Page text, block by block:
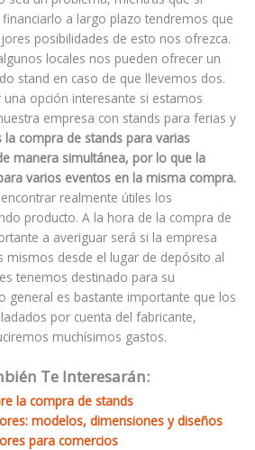
a largo plazo tendremos que
posibilidades de esto nos ofrezca.
locales nos pueden ofrecer un
stand en caso de que llevemos dos.
una opción interesante si estamos
empresa con stands para ferias y
la compra de stands para varias
manera simultánea, por lo que la
varios eventos en la misma compra.
realmente útiles los
producto. A la hora de la compra de
a averiguar será si la empresa
mismos desde el lugar de depósito al
tenemos destinado para su
general es bastante importante que los
por cuenta del fabricante,
muchísimos gastos.
Te Interesarán:
la compra de stands
modelos, dimensiones y diseños
para comercios